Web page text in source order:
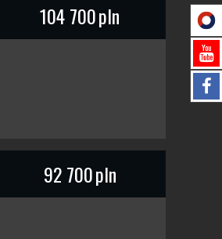
104 700pln
92 700pln